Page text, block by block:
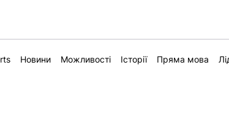
Новини Можливості Історії Пряма мова